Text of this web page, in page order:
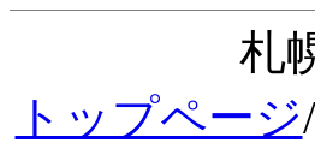
札
トップページ/